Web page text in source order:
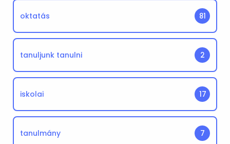
oktatás 81
tanuljunk tanulni 2
iskolai 17
tanulmány 7